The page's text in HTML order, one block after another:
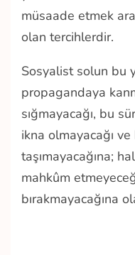
müsaade etmek
olan tercihlerdir.
Sosyalist solun bu
propagandaya
sığmayacağı, bu
ikna olmayacağı
taşımayacağına;
mahkûm
bırakmayacağına